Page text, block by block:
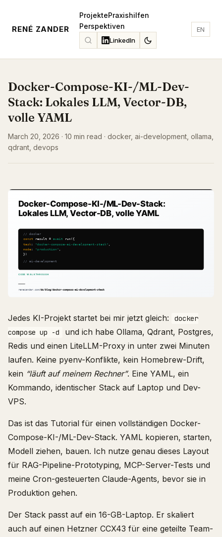
RENÉ ZANDER
ProjektePraxishilfen
Perspektiven
LinkedIn
EN
Docker-Compose-KI-/ML-Dev-
Stack: Lokales LLM, Vector-DB,
volle YAML
March 20, 2026 · 10 min read · docker, ai-development, ollama,
qdrant, devops
Jedes KI-Projekt startet bei mir jetzt gleich:
docker
compose up -d
und ich habe Ollama, Qdrant, Postgres,
Redis und einen LiteLLM-Proxy in unter zwei Minuten
laufen. Keine pyenv-Konflikte, kein Homebrew-Drift,
kein “läuft auf meinem Rechner”. Eine YAML, ein
Kommando, identischer Stack auf Laptop und Dev-
VPS.
Das ist das Tutorial für einen vollständigen Docker-
Compose-KI-/ML-Dev-Stack. YAML kopieren, starten,
Modell ziehen, bauen. Ich nutze genau dieses Layout
für RAG-Pipeline-Prototyping, MCP-Server-Tests und
meine Cron-gesteuerten Claude-Agents, bevor sie in
Produktion gehen.
Der Stack passt auf ein 16-GB-Laptop. Er skaliert
auch auf einen Hetzner CCX43 für eine geteilte Team-